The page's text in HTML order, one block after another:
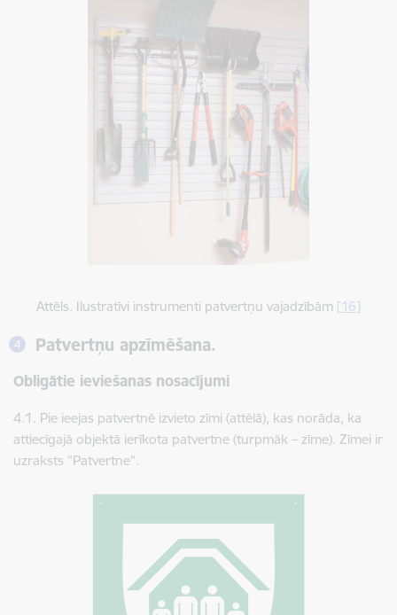
Attēls. Ilustratīvi instrumenti patvertņu vajadzībām [16]
Patvertņu apzīmēšana.
Obligātie ieviešanas nosacījumi
4.1. ​​​​​​​Pie ieejas patvertnē izvieto zīmi (attēlā), kas norāda, ka
attiecīgajā objektā ierīkota patvertne (turpmāk – zīme). Zīmei ir
uzraksts ”Patvertne”.